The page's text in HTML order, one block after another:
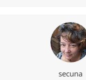
secuna